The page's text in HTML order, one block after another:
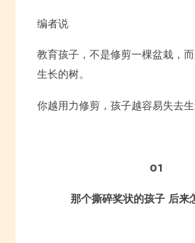
编者说
教育孩子，不是修剪一棵盆栽，
生长的树。
你越用力修剪，孩子越容易失去生
01
那个撕碎奖状的孩子 后来